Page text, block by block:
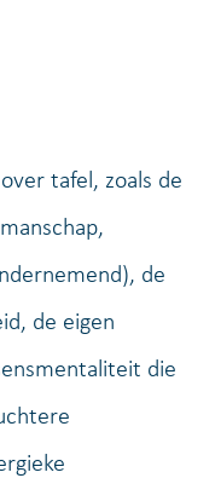
tafel, zoals de
de
de eigen
die